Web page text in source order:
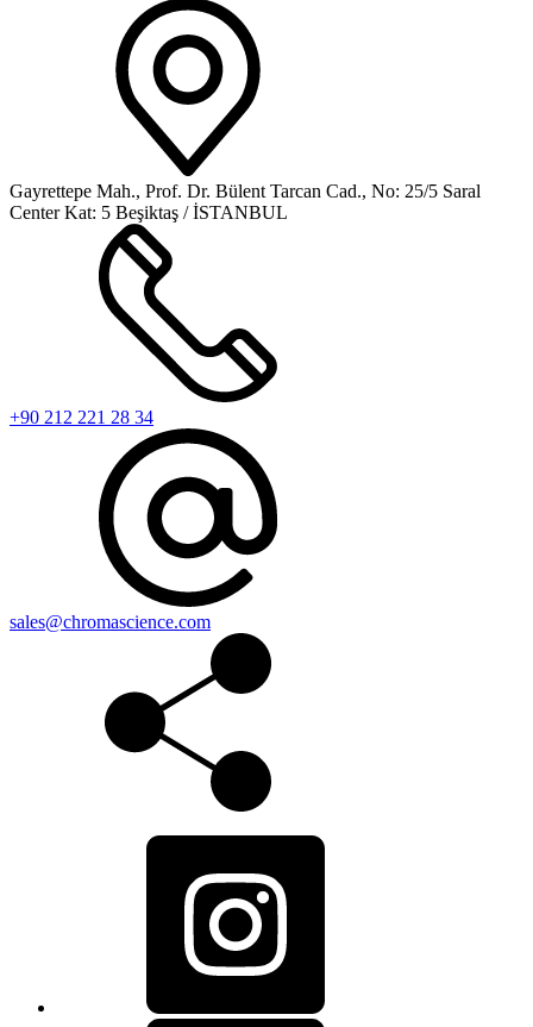
Gayrettepe Mah., Prof. Dr. Bülent Tarcan Cad., No: 25/5 Saral
Center Kat: 5 Beşiktaş / İSTANBUL
+90 212 221 28 34
sales@chromascience.com